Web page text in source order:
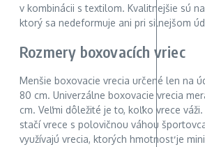
v kombinácii s textilom. Kvalitnejšie sú
ktorý sa nedeformuje ani pri silnejšom
Rozmery boxovacích vriec
Menšie boxovacie vrecia určené len na
80 cm. Univerzálne boxovacie vrecia
cm. Veľmi dôležité je to, koľko vrece
stačí vrece s polovičnou váhou
využívajú vrecia, ktorých hmotnosť je